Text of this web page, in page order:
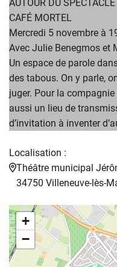
AUTOUR DU SPECTACLE
CAFÉ MORTEL
Mercredi 5 novembre à
Avec Julie Benegmos et
Un espace de parole
des tabous. On y parle,
juger. Pour la
aussi un lieu de
d’invitation à inventer
Localisation :
Théâtre municipal
34750 Villeneuve-lès-
+
−